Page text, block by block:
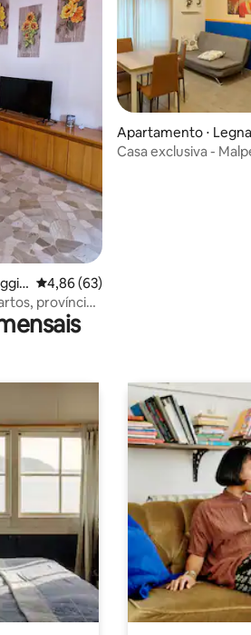
4,86 de uma avaliação média de 5,
4,86 (63)
província
Apartamento ⋅
Casa exclusiva -